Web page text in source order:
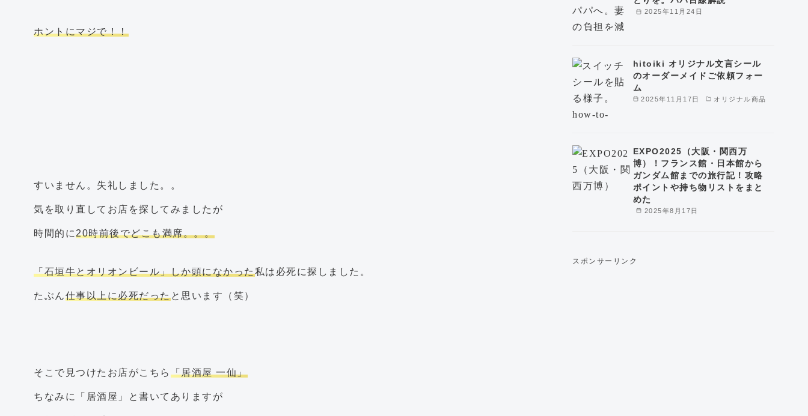
ホントにマジで！！
すいません。失礼しました。。
気を取り直してお店を探してみましたが
時間的に20時前後でどこも満席。。。
「石垣牛とオリオンビール」しか頭になかった私は必死に探しました。
たぶん仕事以上に必死だったと思います（笑）
そこで見つけたお店がこちら 「居酒屋 一仙」
ちなみに「居酒屋」と書いてありますが
2025年11月24日
2025年11月17日 オリジナル商品
hitoiki オリジナル文言シール
のオーダーメイドご依頼フォー
ム
2025年8月17日
EXPO2025（大阪・関西万
博）！フランス館・日本館から
ガンダム館までの旅行記！攻略
ポイントや持ち物リストをまと
めた
スポンサーリンク